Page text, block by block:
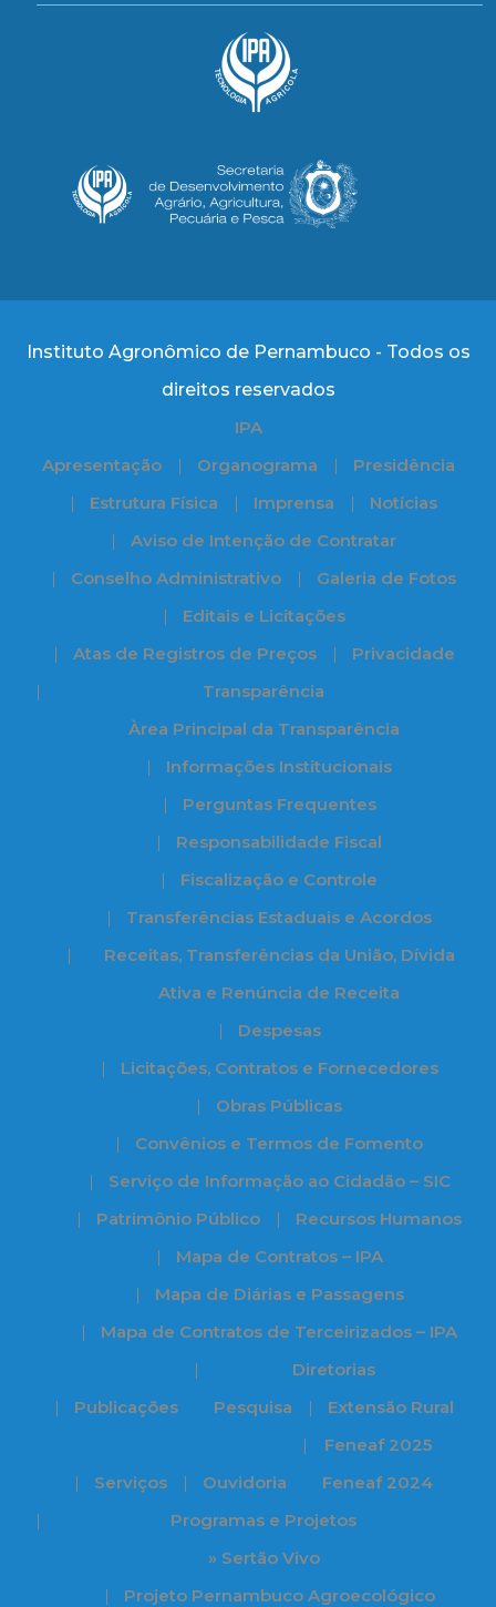
Instituto Agronômico de Pernambuco - Todos os
direitos reservados
IPA
Apresentação
Organograma
Presidência
Estrutura Física
Imprensa
Notícias
Aviso de Intenção de Contratar
Conselho Administrativo
Galeria de Fotos
Editais e Licitações
Atas de Registros de Preços
Privacidade
Transparência
Àrea Principal da Transparência
Informações Institucionais
Perguntas Frequentes
Responsabilidade Fiscal
Fiscalização e Controle
Transferências Estaduais e Acordos
Receitas, Transferências da União, Dívida
Ativa e Renúncia de Receita
Despesas
Licitações, Contratos e Fornecedores
Obras Públicas
Convênios e Termos de Fomento
Serviço de Informação ao Cidadão – SIC
Patrimônio Público
Recursos Humanos
Mapa de Contratos – IPA
Mapa de Diárias e Passagens
Mapa de Contratos de Terceirizados – IPA
Publicações
Diretorias
Pesquisa
Extensão Rural
Serviços Ouvidoria
Feneaf 2025
Feneaf 2024
Programas e Projetos
» Sertão Vivo
Projeto Pernambuco Agroecológico